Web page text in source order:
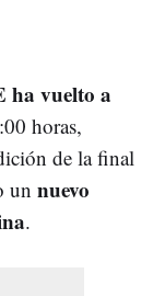
ha vuelto a
horas,
de la final
un nuevo
.